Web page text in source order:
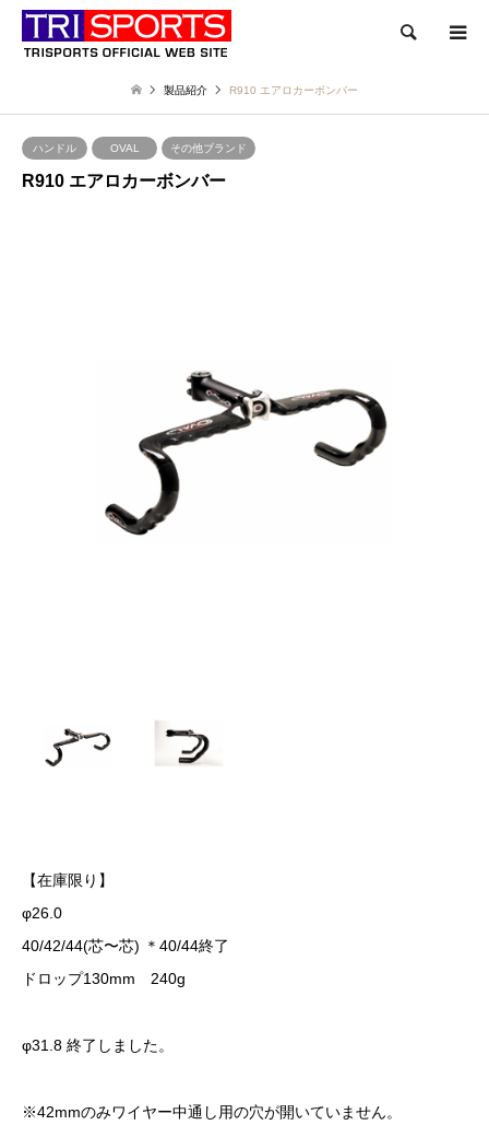
検索
製品紹介 R910 エアロカーボンバー
ハンドル OVAL その他ブランド
R910 エアロカーボンバー
【在庫限り】
φ26.0
40/42/44(芯〜芯) ＊40/44終了
ドロップ130mm 240g
φ31.8 終了しました。
※42mmのみワイヤー中通し用の穴が開いていません。